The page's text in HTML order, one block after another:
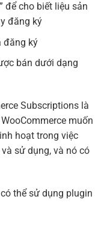
để cho biết liệu sản
đăng ký
đăng ký
bán dưới dạng
Subscriptions là
muốn
hoạt trong việc
sử dụng, và nó có
thể sử dụng plugin